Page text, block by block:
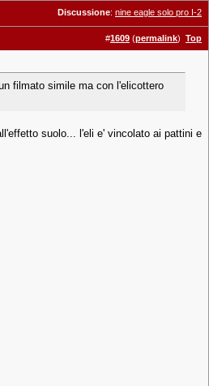
Discussione: nine eagle solo pro I-2
#1609 (permalink) Top
filmato simile ma con l'elicottero
suolo... l'eli e' vincolato ai pattini e